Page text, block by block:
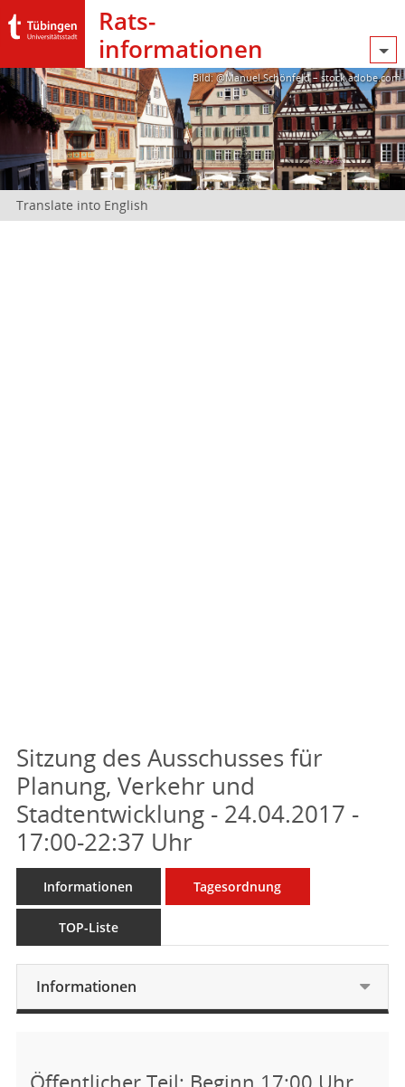
Rats­
informationen
Bild: @Manuel Schönfeld – stock.adobe.com
Translate into English
Sitzung des Ausschusses für
Planung, Verkehr und
Stadtentwicklung - 24.04.2017 -
17:00-22:37 Uhr
Informationen Tagesordnung
TOP-Liste
Informationen